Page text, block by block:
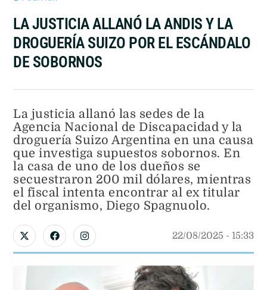
LA JUSTICIA ALLANÓ LA ANDIS Y LA
DROGUERÍA SUIZO POR EL ESCÁNDALO
DE SOBORNOS
La justicia allanó las sedes de la
Agencia Nacional de Discapacidad y la
droguería Suizo Argentina en una causa
que investiga supuestos sobornos. En
la casa de uno de los dueños se
secuestraron 200 mil dólares, mientras
el fiscal intenta encontrar al ex titular
del organismo, Diego Spagnuolo.
22/08/2025 - 15:33